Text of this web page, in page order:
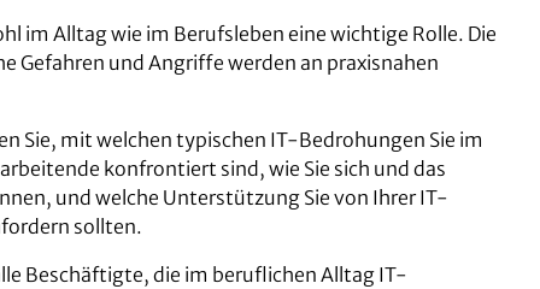
im Alltag wie im Berufsleben eine wichtige Rolle. Die
Gefahren und Angriffe werden an praxisnahen
Sie, mit welchen typischen IT-Bedrohungen Sie im
konfrontiert sind, wie Sie sich und das
und welche Unterstützung Sie von Ihrer IT-
sollten.
Beschäftigte, die im beruflichen Alltag IT-